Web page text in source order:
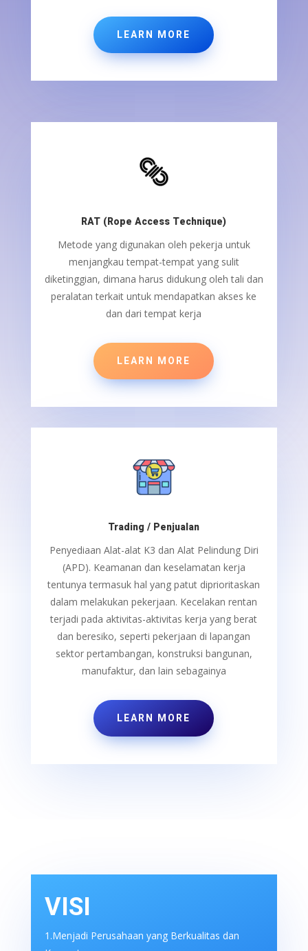
LEARN MORE
RAT (Rope Access Technique)
Metode yang digunakan oleh pekerja untuk
menjangkau tempat-tempat yang sulit
diketinggian, dimana harus didukung oleh tali dan
peralatan terkait untuk mendapatkan akses ke
dan dari tempat kerja
LEARN MORE
Trading / Penjualan
Penyediaan Alat-alat K3 dan Alat Pelindung Diri
(APD). Keamanan dan keselamatan kerja
tentunya termasuk hal yang patut diprioritaskan
dalam melakukan pekerjaan. Kecelakan rentan
terjadi pada aktivitas-aktivitas kerja yang berat
dan beresiko, seperti pekerjaan di lapangan
sektor pertambangan, konstruksi bangunan,
manufaktur, dan lain sebagainya
LEARN MORE
VISI
1.Menjadi Perusahaan yang Berkualitas dan